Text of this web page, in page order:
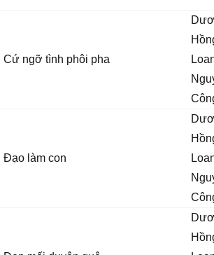
Cứ ngỡ tình phôi pha
Đạo làm con